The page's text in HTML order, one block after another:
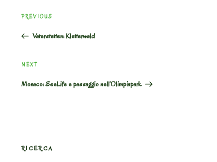
navigation
Previous
PREVIOUS
Vaterstetten: Kletterwald
Next
NEXT
Monaco: SeeLife e passaggio nell’Olimpiapark
RICERCA